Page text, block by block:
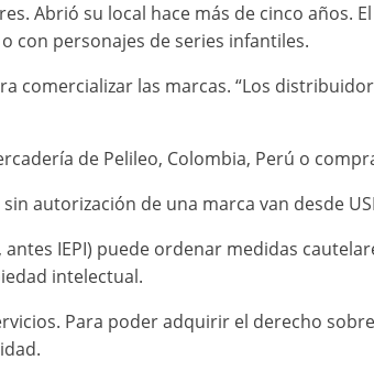
Abrió su local hace más de cinco años.
con personajes de series infantiles.
comercializar las marcas. “Los
de Pelileo, Colombia, Perú o
autorización de una marca van desde
antes IEPI) puede ordenar medidas
intelectual.
Para poder adquirir el derecho